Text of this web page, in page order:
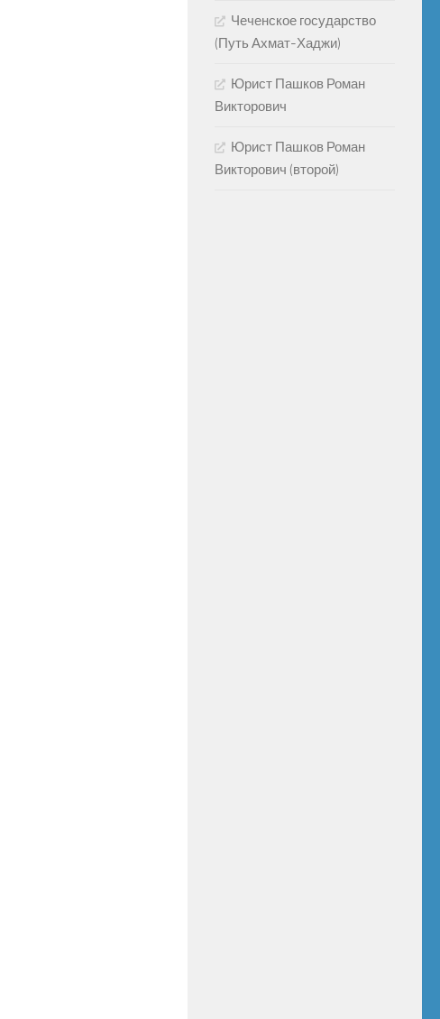
Чеченское государство
(Путь Ахмат-Хаджи)
Юрист Пашков Роман
Викторович
Юрист Пашков Роман
Викторович (второй)